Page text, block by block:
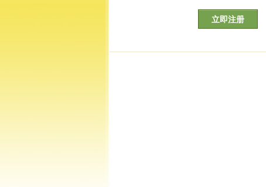
立即注册